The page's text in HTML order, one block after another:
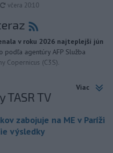
aktualizované
včera 20:10
v roku 2026 najteplejší jún
podľa agentúry AFP Služba
Copernicus (C3S).
Viac
TASR TV
zabojuje na ME v Paríži
výsledky